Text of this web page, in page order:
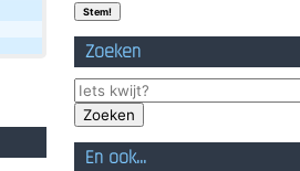
Zoeken
En ook...